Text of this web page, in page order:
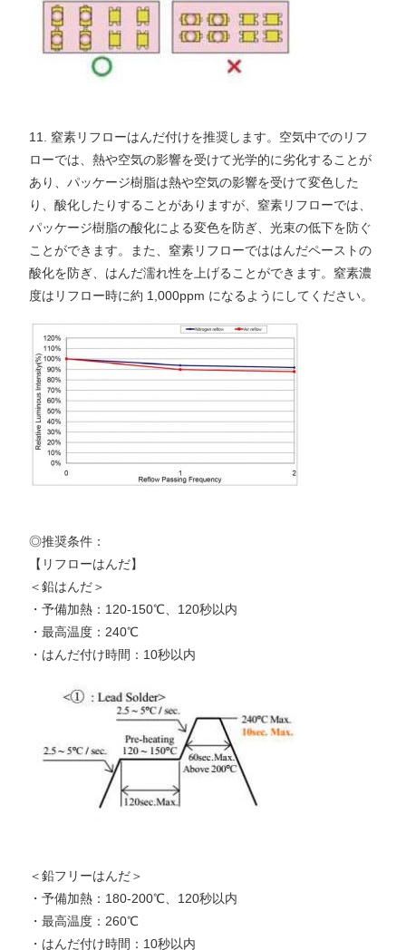
11. 窒素リフローはんだ付けを推奨します。空気中でのリフ
ローでは、熱や空気の影響を受けて光学的に劣化することが
あり、パッケージ樹脂は熱や空気の影響を受けて変色した
り、酸化したりすることがありますが、窒素リフローでは、
パッケージ樹脂の酸化による変色を防ぎ、光束の低下を防ぐ
ことができます。また、窒素リフローでははんだペーストの
酸化を防ぎ、はんだ濡れ性を上げることができます。窒素濃
度はリフロー時に約 1,000ppm になるようにしてください。
◎推奨条件：
【リフローはんだ】
＜鉛はんだ＞
・予備加熱：120-150℃、120秒以内
・最高温度：240℃
・はんだ付け時間：10秒以内
＜鉛フリーはんだ＞
・予備加熱：180-200℃、120秒以内
・最高温度：260℃
・はんだ付け時間：10秒以内